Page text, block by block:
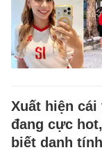
Xuất hiện cái
đang cực
biết danh tính